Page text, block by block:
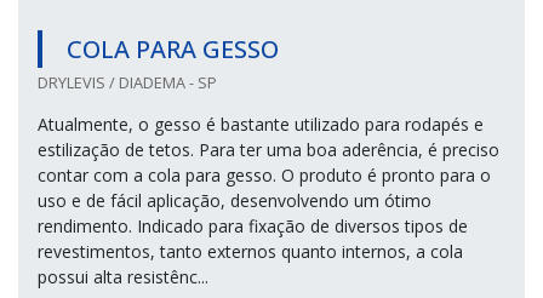
COLA PARA GESSO
DRYLEVIS / DIADEMA - SP
Atualmente, o gesso é bastante utilizado para rodapés e
estilização de tetos. Para ter uma boa aderência, é preciso
contar com a cola para gesso. O produto é pronto para o
uso e de fácil aplicação, desenvolvendo um ótimo
rendimento. Indicado para fixação de diversos tipos de
revestimentos, tanto externos quanto internos, a cola
possui alta resistênc...